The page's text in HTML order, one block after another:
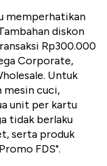
memperhatikan
diskon
Rp300.000
Corporate,
Untuk
mesin cuci,
unit per kartu
tidak berlaku
serta produk
FDS".